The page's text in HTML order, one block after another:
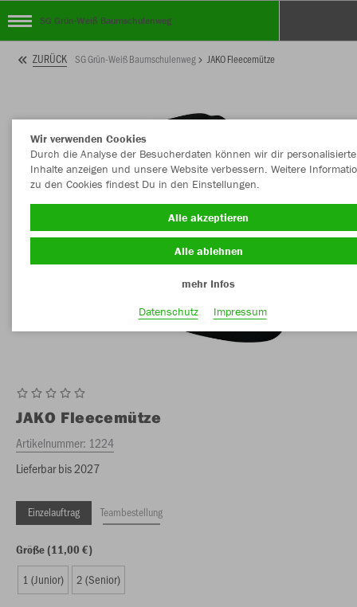
SG Grün-Weiß Baumschulenweg
ZURÜCK SG Grün-Weiß Baumschulenweg JAKO Fleecemütze
JAKO Fleecemütze
Artikelnummer: 1224
Lieferbar bis 2027
Einzelauftrag Teambestellung
Größe (11,00 €)
1 (Junior) 2 (Senior)
Wir verwenden Cookies
Durch die Analyse der Besucherdaten können wir dir personalisierte
Inhalte anzeigen und unsere Website verbessern. Weitere
zu den Cookies findest Du in den Einstellungen.
Alle akzeptieren
Alle ablehnen
mehr Infos
Datenschutz
Impressum